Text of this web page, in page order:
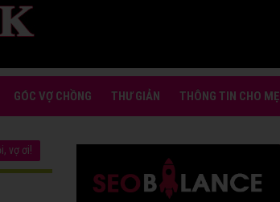
GÓC VỢ CHỒNG THƯ GIẢN THÔNG TIN CHO MẸ
vợ ơi!